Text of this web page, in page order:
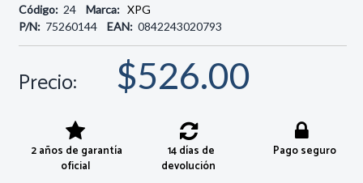
Código: 24 Marca: XPG
P/N: 75260144 EAN: 0842243020793
Precio: $526.00
2 años de garantía
oficial
14 días de
devolución
Pago seguro